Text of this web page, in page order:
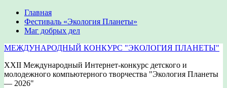
Главная
Фестиваль «Экология Планеты»
Маг добрых дел
МЕЖДУНАРОДНЫЙ КОНКУРС "ЭКОЛОГИЯ ПЛАНЕТЫ"
XXII Международный Интернет-конкурс детского и
молодежного компьютерного творчества "Экология Планеты
— 2026"